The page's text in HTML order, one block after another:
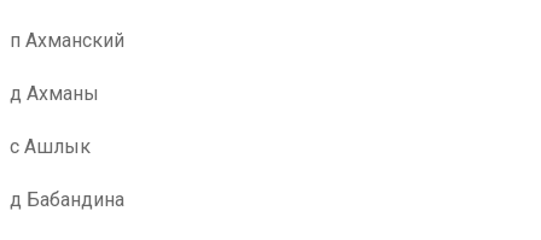
п Ахманский
д Ахманы
с Ашлык
д Бабандина